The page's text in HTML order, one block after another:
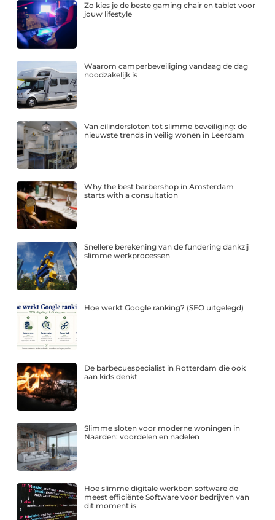
Zo kies je de beste gaming chair en tablet voor
jouw lifestyle
Waarom camperbeveiliging vandaag de dag
noodzakelijk is
Van cilindersloten tot slimme beveiliging: de
nieuwste trends in veilig wonen in Leerdam
Why the best barbershop in Amsterdam
starts with a consultation
Snellere berekening van de fundering dankzij
slimme werkprocessen
Hoe werkt Google ranking? (SEO uitgelegd)
De barbecuespecialist in Rotterdam die ook
aan kids denkt
Slimme sloten voor moderne woningen in
Naarden: voordelen en nadelen
Hoe slimme digitale werkbon software de
meest efficiënte Software voor bedrijven van
dit moment is